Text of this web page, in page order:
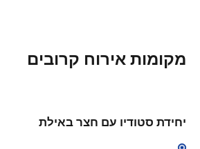
מקומות אירוח קרובים
יחידת סטודיו עם חצר באילת